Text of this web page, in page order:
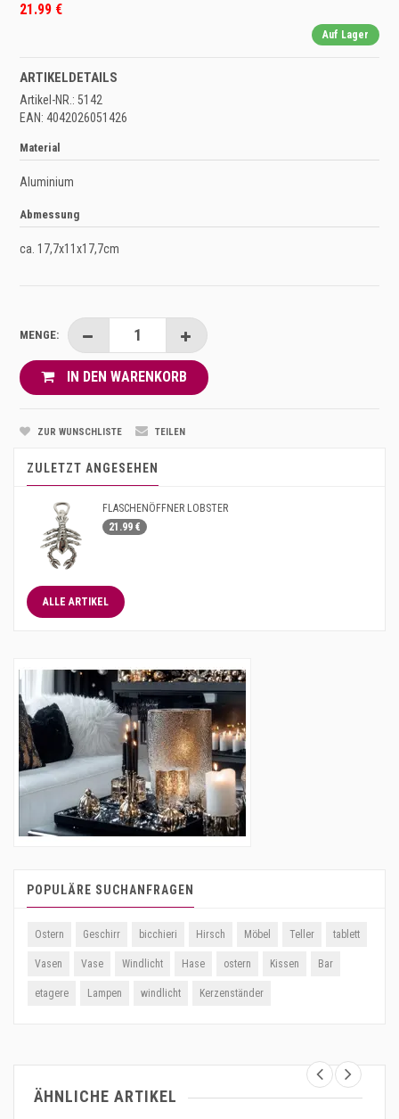
21.99 €
Auf Lager
ARTIKELDETAILS
Artikel-NR.: 5142
EAN: 4042026051426
Material
Aluminium
Abmessung
ca. 17,7x11x17,7cm
MENGE:
IN DEN WARENKORB
ZUR WUNSCHLISTE TEILEN
ZULETZT ANGESEHEN
FLASCHENÖFFNER LOBSTER
21.99 €
ALLE ARTIKEL
POPULÄRE SUCHANFRAGEN
Ostern Geschirr bicchieri Hirsch Möbel Teller tablett
Vasen Vase Windlicht Hase ostern Kissen Bar
etagere Lampen windlicht Kerzenständer
ÄHNLICHE ARTIKEL